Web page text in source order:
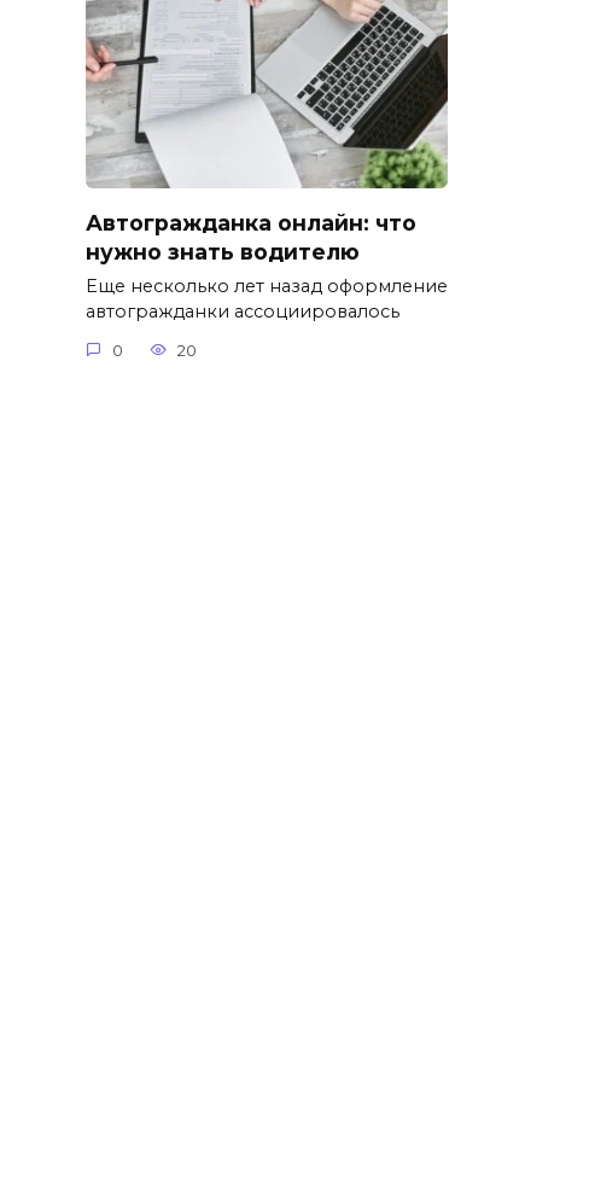
Автогражданка онлайн: что
нужно знать водителю
Еще несколько лет назад оформление
автогражданки ассоциировалось
0 20